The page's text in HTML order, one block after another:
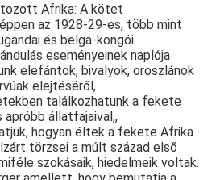
Afrika: A kötet
az 1928-29-es, több mint
és belga-kongói
eseményeinek naplója
elefántok, bivalyok, oroszlánok
elejtéséről,
találkozhatunk a fekete
apróbb állatfajaival,,
hogyan éltek a fekete Afrika
törzsei a múlt század első
szokásaik, hiedelmeik voltak.